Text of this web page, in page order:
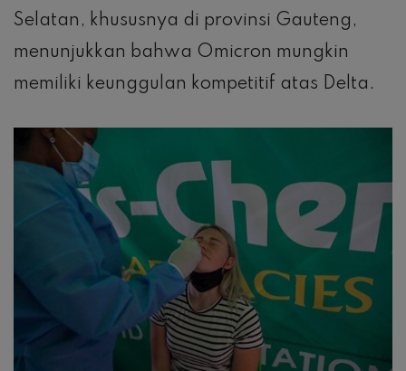
Selatan, khususnya di provinsi Gauteng,
menunjukkan bahwa Omicron mungkin
memiliki keunggulan kompetitif atas Delta.